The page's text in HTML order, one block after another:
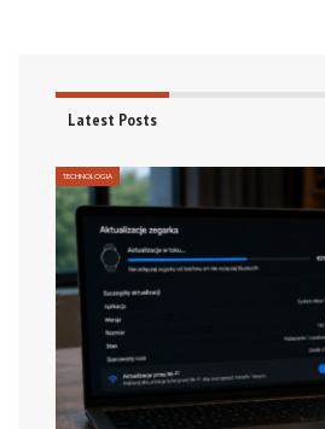
Latest Posts
TECHNOLOGIA